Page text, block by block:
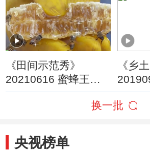
《田间示范秀》
20210616 蜜蜂王国
《乡
换一批
央视榜单